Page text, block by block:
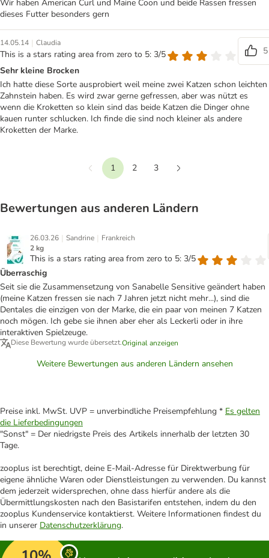
Wir haben American Curl und Maine Coon und beide Rassen fressen
dieses Futter besonders gern
14.05.14 | Claudia
This is a stars rating area from zero to 5: 3/5
5
Sehr kleine Brocken
Ich hatte diese Sorte ausprobiert weil meine zwei Katzen schon leichten
Zahnstein haben. Es wird zwar gerne gefressen, aber was nützt es
wenn die Kroketten so klein sind das beide Katzen die Dinger ohne
kauen runter schlucken. Ich finde die sind noch kleiner als andere
Kroketten der Marke.
Vorherige
1 2
3
Bewertungen aus anderen Ländern
26.03.26 | Sandrine | Frankreich
2 kg
This is a stars rating area from zero to 5: 3/5
Überraschig
Seit sie die Zusammensetzung von Sanabelle Sensitive geändert haben
(meine Katzen fressen sie nach 7 Jahren jetzt nicht mehr...), sind die
Dentales die einzigen von der Marke, die ein paar von meinen 7 Katzen
noch mögen. Ich gebe sie ihnen aber eher als Leckerli oder in ihre
interaktiven Spielzeuge.
Diese Bewertung wurde übersetzt.Original anzeigen
Weitere Bewertungen aus anderen Ländern ansehen
Preise inkl. MwSt. UVP = unverbindliche Preisempfehlung * Es gelten
die Lieferbedingungen
"Sonst" = Der niedrigste Preis des Artikels innerhalb der letzten 30
Tage.
zooplus ist berechtigt, deine E-Mail-Adresse für Direktwerbung für
eigene ähnliche Waren oder Dienstleistungen zu verwenden. Du kannst
dem jederzeit widersprechen, ohne dass hierfür andere als die
Übermittlungskosten nach den Basistarifen entstehen, indem du den
zooplus Kundenservice kontaktierst. Weitere Informationen findest du
in unserer Datenschutzerklärung.